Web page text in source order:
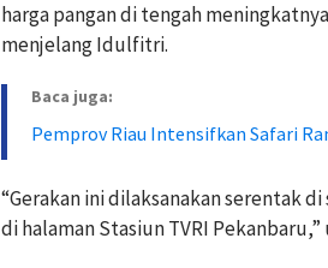
harga pangan di tengah
menjelang Idulfitri.
Baca juga:
Pemprov Riau Intensifkan Safari
“Gerakan ini dilaksanakan serentak
di halaman Stasiun TVRI Pekanbaru,”